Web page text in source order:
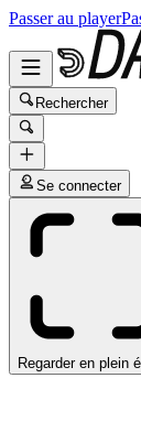
Passer au player
Rechercher
Se connecter
Regarder en plein